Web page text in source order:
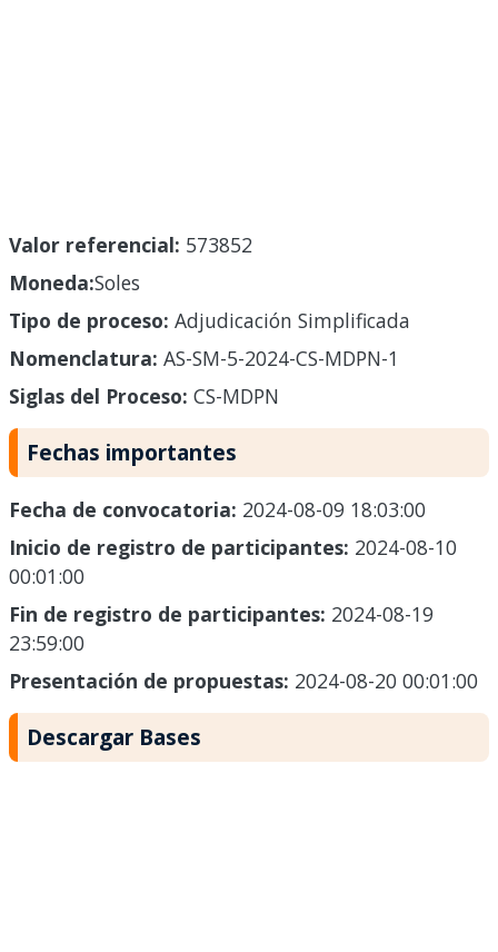
Valor referencial: 573852
Moneda:Soles
Tipo de proceso: Adjudicación Simplificada
Nomenclatura: AS-SM-5-2024-CS-MDPN-1
Siglas del Proceso: CS-MDPN
Fechas importantes
Fecha de convocatoria: 2024-08-09 18:03:00
Inicio de registro de participantes: 2024-08-10
00:01:00
Fin de registro de participantes: 2024-08-19
23:59:00
Presentación de propuestas: 2024-08-20 00:01:00
Descargar Bases